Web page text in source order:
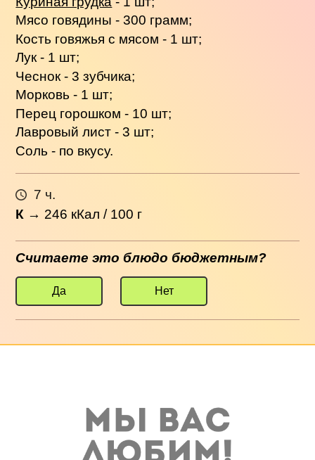
Мясо говядины - 300 грамм;
Кость говяжья с мясом - 1 шт;
Лук - 1 шт;
Чеснок - 3 зубчика;
Морковь - 1 шт;
Перец горошком - 10 шт;
Лавровый лист - 3 шт;
Соль - по вкусу.
7 ч.
К → 246 кКал / 100 г
Считаете это блюдо бюджетным?
Да Нет